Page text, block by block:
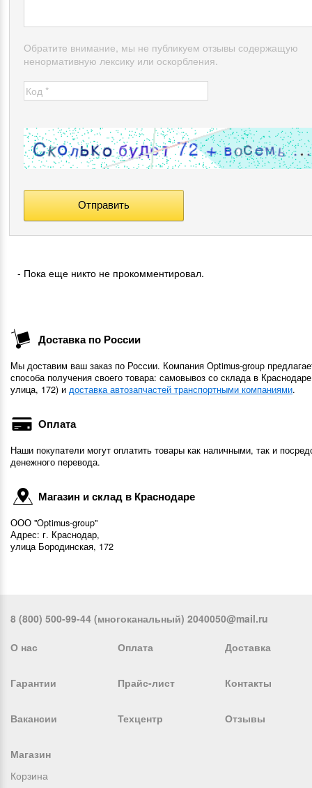
Обратите внимание, мы не публикуем отзывы содержащую
ненормативную лексику или оскорбления.
- Пока еще никто не прокомментировал.
Доставка по России
Мы доставим ваш заказ по России. Компания Optimus-group
способа получения своего товара: самовывоз со склада в
улица, 172) и доставка автозапчастей транспортными компаниями.
Оплата
Наши покупатели могут оплатить товары как наличными, так и
денежного перевода.
Магазин и склад в Краснодаре
ООО "Optimus-group"
Адрес: г. Краснодар,
улица Бородинская, 172
8 (800) 500-99-44 (многоканальный) 2040050@mail.ru
О нас Оплата Доставка
Гарантии Прайс-лист Контакты
Вакансии Техцентр Отзывы
Магазин
Корзина